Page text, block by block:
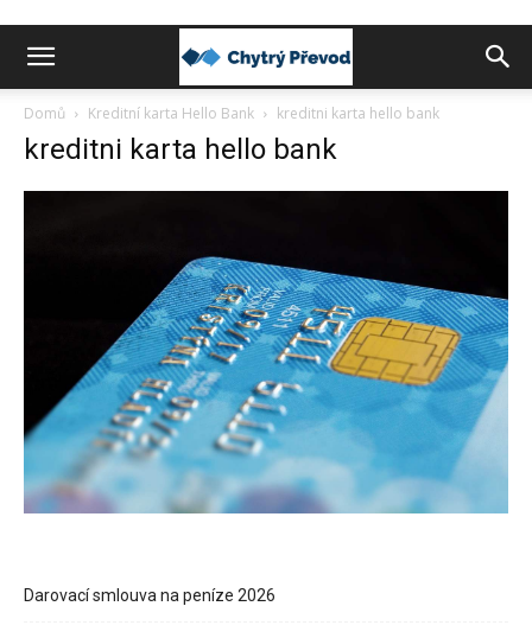
Chytrý
převod
zahraničí
Domů Kreditní karta Hello Bank kreditni karta hello bank
kreditni karta hello bank
Darovací smlouva na peníze 2026